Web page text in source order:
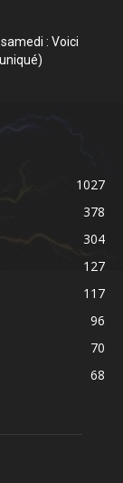
: Voici
1027
378
304
127
117
96
70
68